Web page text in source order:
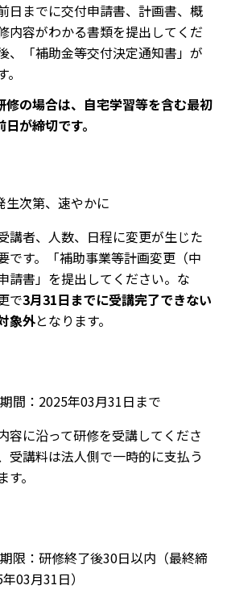
日までに交付申請書、計画書、概
内容がわかる書類を提出してくだ
、「補助金等交付決定通知書」が
の場合は、自宅学習等を含む最初
が締切です。
生次第、速やかに
講者、人数、日程に変更が生じた
です。「補助事業等計画変更（中
請書」を提出してください。な
で3月31日までに受講完了できない
象外となります。
間：2025年03月31日まで
容に沿って研修を受講してくださ
受講料は法人側で一時的に支払う
。
限：研修終了後30日以内（最終締
03月31日）